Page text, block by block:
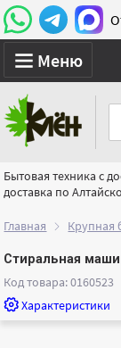
Меню
Бытовая техника с
доставка по
Главная Крупная
Стиральная
Код товара: 0160523
Характеристики